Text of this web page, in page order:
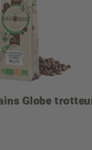
Globe